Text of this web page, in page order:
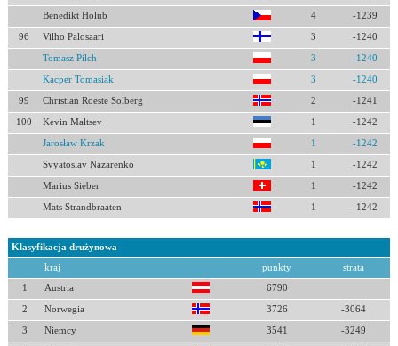
Benedikt Holub 4 -1239
96 Vilho Palosaari 3 -1240
Tomasz Pilch 3 -1240
Kacper Tomasiak 3 -1240
99 Christian Roeste Solberg 2 -1241
100 Kevin Maltsev 1 -1242
Jarosław Krzak 1 -1242
Svyatoslav Nazarenko 1 -1242
Marius Sieber 1 -1242
Mats Strandbraaten 1 -1242
Klasyfikacja drużynowa
kraj punkty strata
1 Austria 6790
2 Norwegia 3726 -3064
3 Niemcy 3541 -3249